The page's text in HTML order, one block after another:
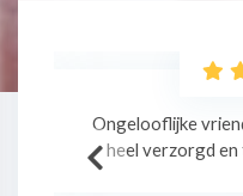
Professionele